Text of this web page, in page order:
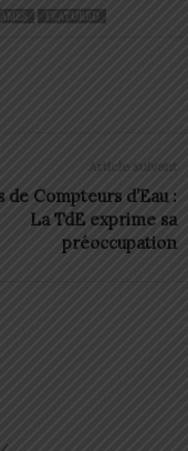
FEATURED
Article suivant
de Compteurs d’Eau :
La TdE exprime sa
préoccupation